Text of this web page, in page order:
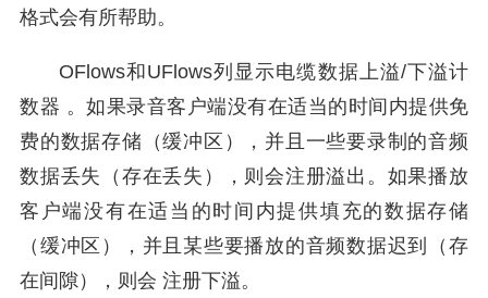
格式会有所帮助。
OFlows和UFlows列显示电缆数据上溢/下溢计
数器 。如果录音客户端没有在适当的时间内提供免
费的数据存储（缓冲区），并且一些要录制的音频
数据丢失（存在丢失），则会注册溢出。如果播放
客户端没有在适当的时间内提供填充的数据存储
（缓冲区），并且某些要播放的音频数据迟到（存
在间隙），则会 注册下溢。